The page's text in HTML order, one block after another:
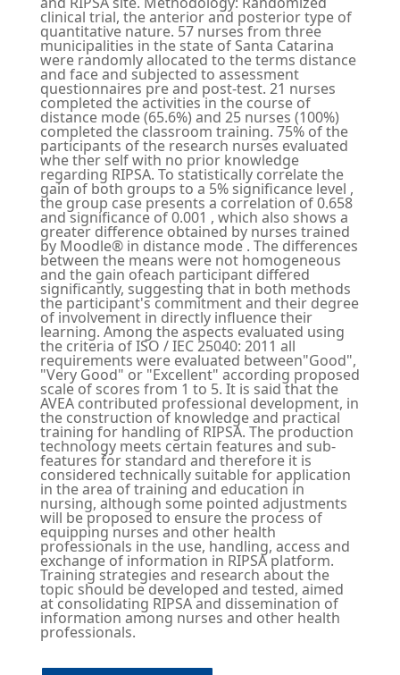
clinical trial, the anterior and posterior type of
quantitative nature. 57 nurses from three
municipalities in the state of Santa Catarina
were randomly allocated to the terms distance
and face and subjected to assessment
questionnaires pre and post-test. 21 nurses
completed the activities in the course of
distance mode (65.6%) and 25 nurses (100%)
completed the classroom training. 75% of the
participants of the research nurses evaluated
whe ther self with no prior knowledge
regarding RIPSA. To statistically correlate the
gain of both groups to a 5% significance level ,
the group case presents a correlation of 0.658
and significance of 0.001 , which also shows a
greater difference obtained by nurses trained
by Moodle® in distance mode . The differences
between the means were not homogeneous
and the gain ofeach participant differed
significantly, suggesting that in both methods
the participant's commitment and their degree
of involvement in directly influence their
learning. Among the aspects evaluated using
the criteria of ISO / IEC 25040: 2011 all
requirements were evaluated between"Good",
"Very Good" or "Excellent" according proposed
scale of scores from 1 to 5. It is said that the
AVEA contributed professional development, in
the construction of knowledge and practical
training for handling of RIPSA. The production
technology meets certain features and sub-
features for standard and therefore it is
considered technically suitable for application
in the area of training and education in
nursing, although some pointed adjustments
will be proposed to ensure the process of
equipping nurses and other health
professionals in the use, handling, access and
exchange of information in RIPSA platform.
Training strategies and research about the
topic should be developed and tested, aimed
at consolidating RIPSA and dissemination of
information among nurses and other health
professionals.